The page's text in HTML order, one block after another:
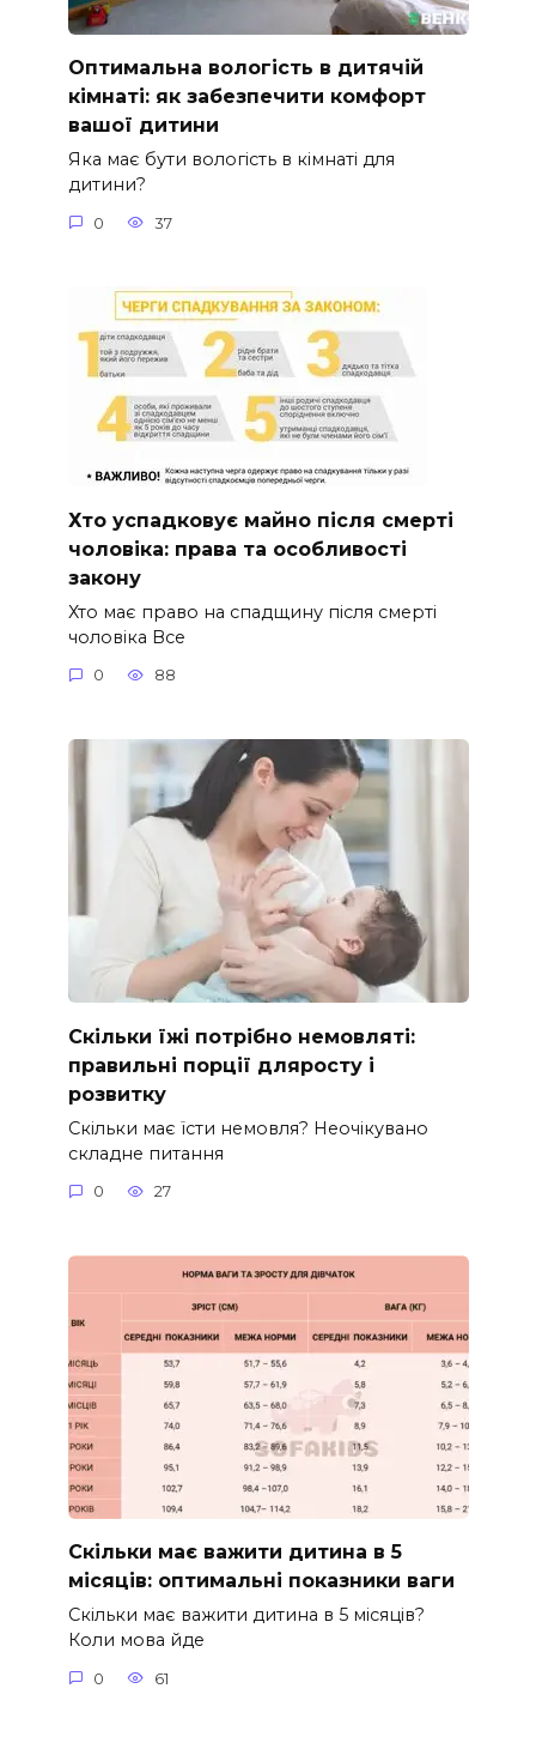
Оптимальна вологість в дитячій
кімнаті: як забезпечити комфорт
вашої дитини
Яка має бути вологість в кімнаті для
дитини?
0 37
Хто успадковує майно після смерті
чоловіка: права та особливості
закону
Хто має право на спадщину після смерті
чоловіка Все
0 88
Скільки їжі потрібно немовляті:
правильні порції дляросту і
розвитку
Скільки має їсти немовля? Неочікувано
складне питання
0 27
Скільки має важити дитина в 5
місяців: оптимальні показники ваги
Скільки має важити дитина в 5 місяців?
Коли мова йде
0 61